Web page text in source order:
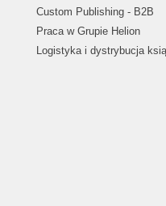
Custom Publishing - B2B
Praca w Grupie Helion
Logistyka i dystrybucja